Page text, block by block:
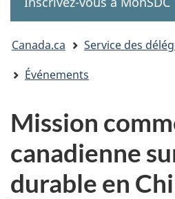
You
are
here:
Canada.ca
Service des
Événements
Mission
canadienne
durable en